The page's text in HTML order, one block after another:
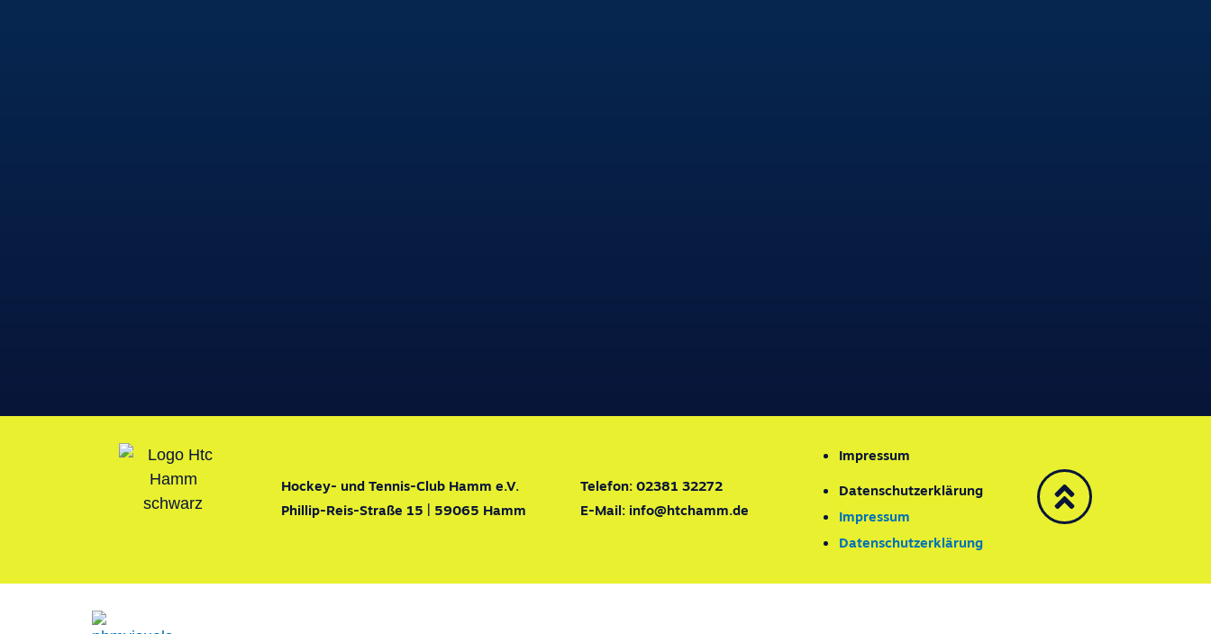
Hockey- und Tennis-Club Hamm e.V.
Phillip-Reis-Straße 15 | 59065 Hamm
Telefon: 02381 32272
E-Mail: info@htchamm.de
Impressum
Datenschutzerklärung
Impressum
Datenschutzerklärung